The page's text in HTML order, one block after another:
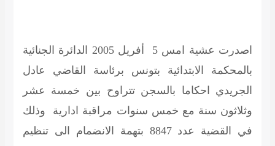
اصدرت عشية امس 5 أفريل 2005 الدائرة الجنائية
بالمحكمة الابتدائية بتونس برئاسة القاضي عادل
الجريدي احكاما بالسجن تتراوح بين خمسة عشر
وثلاثون سنة مع خمس سنوات مراقبة ادارية وذلك
في القضية عدد 8847 بتهمة الانضمام الى تنظيم